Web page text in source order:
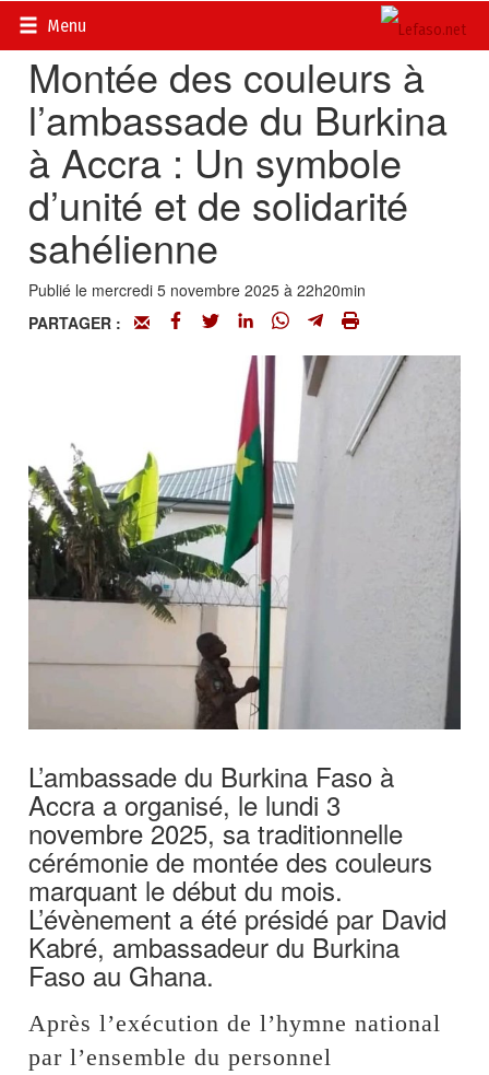
Menu
Accueil>
Montée des couleurs à
l’ambassade du Burkina
à Accra : Un symbole
d’unité et de solidarité
sahélienne
Publié le mercredi 5 novembre 2025 à 22h20min
PARTAGER :
L’ambassade du Burkina Faso à
Accra a organisé, le lundi 3
novembre 2025, sa traditionnelle
cérémonie de montée des couleurs
marquant le début du mois.
L’évènement a été présidé par David
Kabré, ambassadeur du Burkina
Faso au Ghana.
Après l’exécution de l’hymne national
par l’ensemble du personnel